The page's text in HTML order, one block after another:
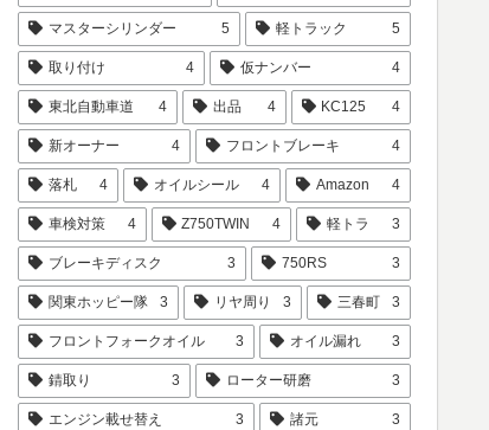
マスターシリンダー 5 軽トラック 5
取り付け 4 仮ナンバー 4
東北自動車道 4 出品 4 KC125 4
新オーナー 4 フロントブレーキ 4
落札 4 オイルシール 4 Amazon 4
車検対策 4 Z750TWIN 4 軽トラ 3
ブレーキディスク 3 750RS 3
関東ホッピー隊 3 リヤ周り 3 三春町 3
フロントフォークオイル 3 オイル漏れ 3
錆取り 3 ローター研磨 3
エンジン載せ替え 3 諸元 3